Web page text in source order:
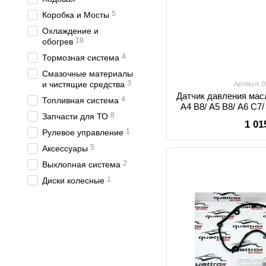
Артикул:
Датчик давления
A4 B8/ A5 B8/ A6
A4 / A4 B8 / A5 / A5
C7 / A8 / A8 D4 / Q5
VW / Arteon /
1
Коробка и Мосты 5
Охлаждение и
обогрев 18
Тормозная система 4
Смазочные материалы
и чистящие средства 3
Топливная система 4
Запчасти для ТО 8
Рулевое управление 1
Аксессуары 5
Выхлопная система 2
Диски колесные 1